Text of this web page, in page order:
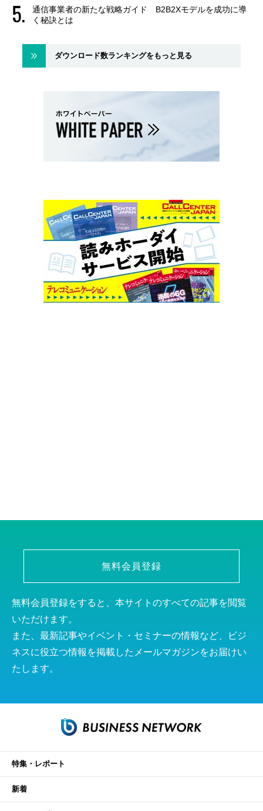
通信事業者の新たな戦略ガイド B2B2Xモデルを成功に導
く秘訣とは
ダウンロード数ランキングをもっと見る
無料会員登録
無料会員登録をすると、本サイトのすべての記事を閲覧
いただけます。
また、最新記事やイベント・セミナーの情報など、ビジ
ネスに役立つ情報を掲載したメールマガジンをお届けい
たします。
特集・レポート
新着